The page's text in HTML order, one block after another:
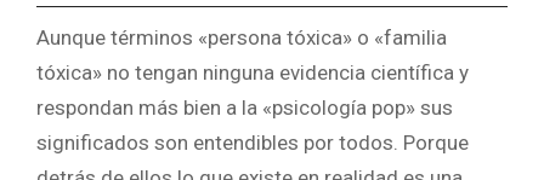
Aunque términos «persona tóxica» o «familia
tóxica» no tengan ninguna evidencia científica y
respondan más bien a la «psicología pop» sus
significados son entendibles por todos. Porque